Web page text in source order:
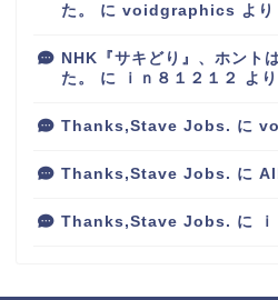
た。
に voidgraphics より
NHK『サキどり』、ホント
た。
に ｉｎ８１２１２ より
Thanks,Stave Jobs. に
Thanks,Stave Jobs. に
Thanks,Stave Jobs. に